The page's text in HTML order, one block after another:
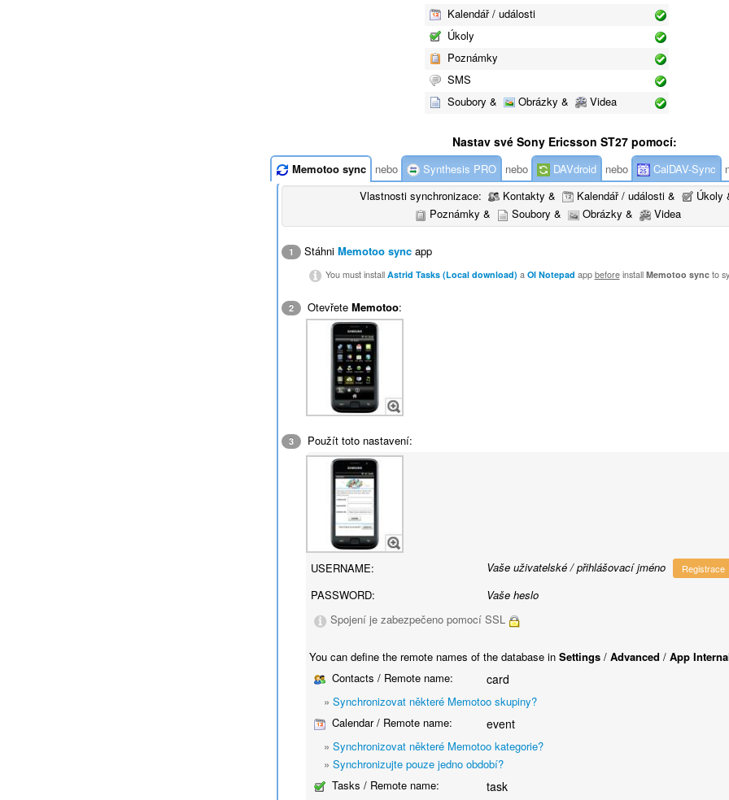
Kalendář / události
Úkoly
Poznámky
SMS
Soubory &
Obrázky & Videa
Nastav své Sony Ericsson ST27 pomocí:
Memotoo sync nebo Synthesis PRO nebo DAVdroid nebo CalDAV-Sync
Vlastnosti synchronizace:
Kontakty & Kalendář / události &
Úkoly
Poznámky &
Soubory & Obrázky & Videa
1 Stáhni Memotoo syncapp
You must install Astrid Tasks (Local download) a OI Notepad app beforeinstall Memotoo syncto
2 Otevřete Memotoo:
3 Použít toto nastavení:
USERNAME: Vaše uživatelské / přihlášovací jméno Registrace
PASSWORD:
Vaše heslo
Spojení je zabezpečeno pomocí SSL
You can define the remote names of the database in Settings/ Advanced / App
Contacts / Remote name:
card
» Synchronizovat některé Memotoo skupiny?
Calendar / Remote name:
event
» Synchronizovat některé Memotoo kategorie?
» Synchronizujte pouze jedno období?
Tasks / Remote name:
task